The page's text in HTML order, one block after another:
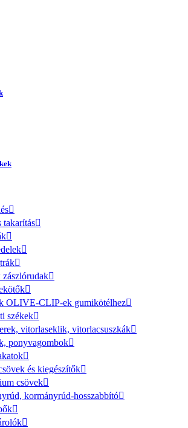
takarítás
zászlórudak
OLIVE-CLIP-ek gumikötélhez
székek
vitorlaseklik, vitorlacsuszkák
ponyvagombok
és kiegészítők
csövek
kormányrúd-hosszabbító